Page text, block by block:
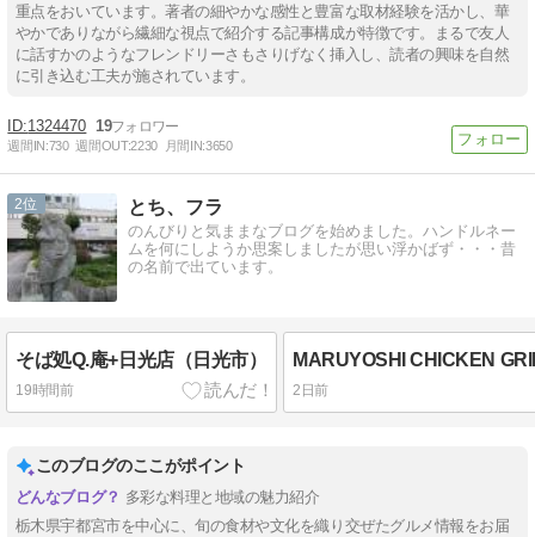
重点をおいています。著者の細やかな感性と豊富な取材経験を活かし、華
やかでありながら繊細な視点で紹介する記事構成が特徴です。まるで友人
に話すかのようなフレンドリーさもさりげなく挿入し、読者の興味を自然
に引き込む工夫が施されています。
1324470 19
週間IN:730 週間OUT:2230 月間IN:3650
2 とち、フラ
のんびりと気ままなブログを始めました。ハンドルネー
ムを何にしようか思案しましたが思い浮かばず・・・昔
の名前で出ています。
そば処Q.庵+日光店（日光市）
19時間前 2日前
このブログのここがポイント
多彩な料理と地域の魅力紹介
栃木県宇都宮市を中心に、旬の食材や文化を織り交ぜたグルメ情報をお届